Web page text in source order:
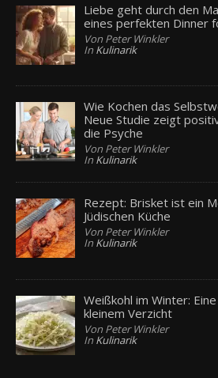
Liebe geht durch den
eines perfekten Dinner
Von Peter Winkler
In Kulinarik
Wie Kochen das
Neue Studie zeigt
die Psyche
Von Peter Winkler
In Kulinarik
Rezept: Brisket ist ein
Jüdischen Küche
Von Peter Winkler
In Kulinarik
Weißkohl im Winter:
kleinem Verzicht
Von Peter Winkler
In Kulinarik